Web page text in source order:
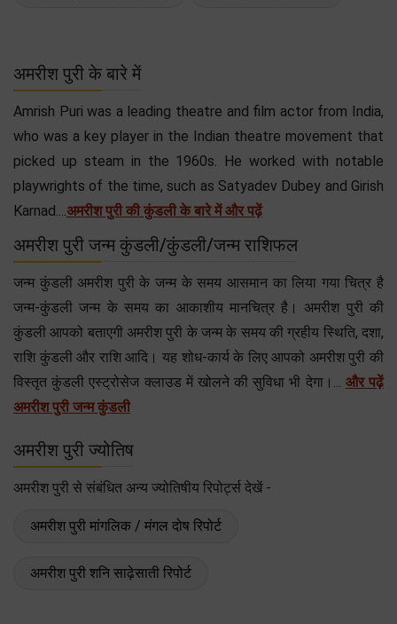
अमरीश पुरी के बारे में
Amrish Puri was a leading theatre and film actor from India,
who was a key player in the Indian theatre movement that
picked up steam in the 1960s. He worked with notable
playwrights of the time, such as Satyadev Dubey and Girish
Karnad....अमरीश पुरी की कुंडली के बारे में और पढ़ें
अमरीश पुरी जन्म कुंडली/कुंडली/जन्म राशिफल
जन्म कुंडली अमरीश पुरी के जन्म के समय आसमान का लिया गया चित्र है
जन्म-कुंडली जन्म के समय का आकाशीय मानचित्र है। अमरीश पुरी की
कुंडली आपको बताएगी अमरीश पुरी के जन्म के समय की ग्रहीय स्थिति, दशा,
राशि कुंडली और राशि आदि। यह शोध-कार्य के लिए आपको अमरीश पुरी की
विस्तृत कुंडली एस्ट्रोसेज क्लाउड में खोलने की सुविधा भी देगा।... और पढ़ें
अमरीश पुरी जन्म कुंडली
अमरीश पुरी ज्योतिष
अमरीश पुरी से संबंधित अन्य ज्योतिषीय रिपोर्ट्स देखें -
अमरीश पुरी मांगलिक / मंगल दोष रिपोर्ट
अमरीश पुरी शनि साढ़ेसाती रिपोर्ट